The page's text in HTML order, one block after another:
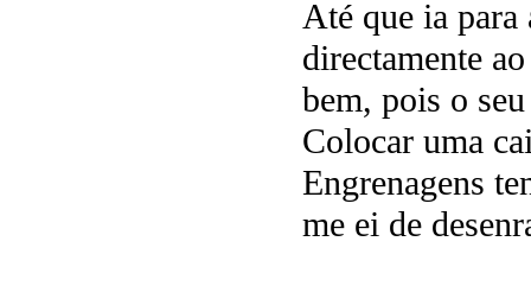
Até que ia para
directamente
bem, pois o
Colocar uma
Engrenagens
me ei de